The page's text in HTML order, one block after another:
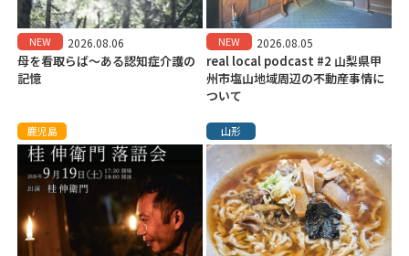
NEW 2026.08.06
母を看取らば～ある認知症介護の
記憶
NEW 2026.08.05
real local podcast #2 山梨県甲
州市塩山地域周辺の不動産事情に
ついて
鹿児島 山形